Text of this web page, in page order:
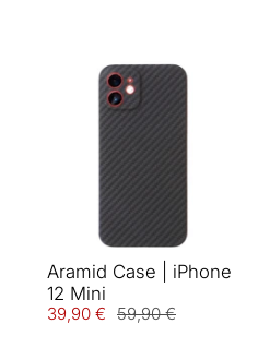
Aramid Case | iPhone
12 Mini
39,90 € 59,90 €